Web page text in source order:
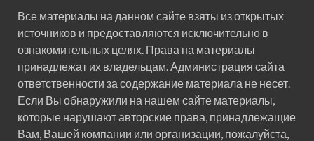
Все материалы на данном сайте взяты из открытых
источников и предоставляются исключительно в
ознакомительных целях. Права на материалы
принадлежат их владельцам. Администрация сайта
ответственности за содержание материала не несет.
Если Вы обнаружили на нашем сайте материалы,
которые нарушают авторские права, принадлежащие
Вам, Вашей компании или организации, пожалуйста,